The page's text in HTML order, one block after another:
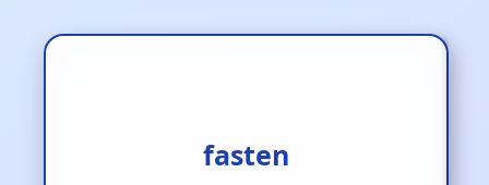
fasten
2.iliklemek [f.]